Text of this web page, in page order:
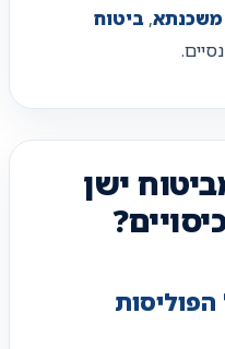
משכנתא, ביטוח
ישן
הפוליסות